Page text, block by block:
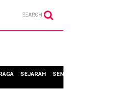
SEARCH
SEJARAH SENI & BUDAYA